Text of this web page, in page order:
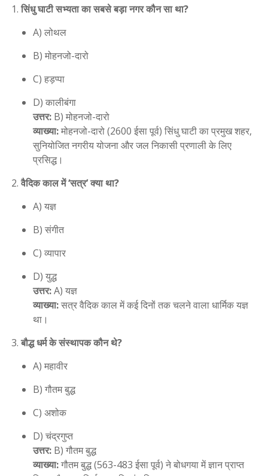
सिंधु घाटी सभ्यता का सबसे बड़ा नगर कौन सा था?
A) लोथल
B) मोहनजो-दारो
C) हड़प्पा
D) कालीबंगा
उत्तर: B) मोहनजो-दारो
व्याख्या:मोहनजो-दारो (2600 ईसा पूर्व) सिंधु घाटी का प्रमुख शहर,
सुनियोजित नगरीय योजना और जल निकासी प्रणाली के लिए
प्रसिद्ध।
वैदिक काल में ‘सत्र’ क्या था?
A) यज्ञ
B) संगीत
C) व्यापार
D) युद्ध
उत्तर:A) यज्ञ
व्याख्या:सत्र वैदिक काल में कई दिनों तक चलने वाला धार्मिक यज्ञ
था।
बौद्ध धर्म के संस्थापक कौन थे?
A) महावीर
B) गौतम बुद्ध
C) अशोक
D) चंद्रगुप्त
उत्तर: B) गौतम बुद्ध
व्याख्या:गौतम बुद्ध (563-483 ईसा पूर्व) ने बोधगया में ज्ञान प्राप्त